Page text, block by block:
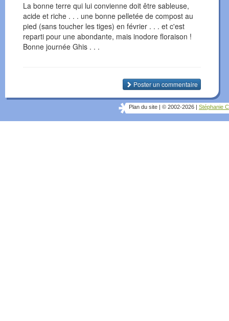
La bonne terre qui lui convienne doit être sableuse,
acide et riche . . . une bonne pelletée de compost au
pied (sans toucher les tiges) en février . . . et c'est
reparti pour une abondante, mais inodore floraison !
Bonne journée Ghis . . .
Poster un commentaire
Plan du site © 2002-2026 Stéphanie C